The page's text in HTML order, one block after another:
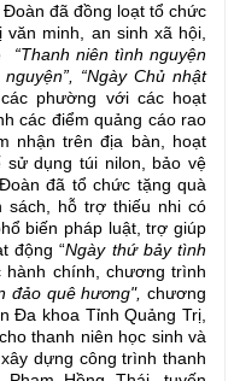
đã đồng loạt tổ chức
minh, an sinh xã hội,
“Thanh niên tình nguyện
“Ngày Chủ nhật
phường với các hoạt
các điểm quảng cáo rao
nhận trên địa bàn, hoạt
sử dụng túi nilon, bảo vệ
đã tổ chức tặng quà
sách, hỗ trợ thiếu nhi có
biến pháp luật, trợ giúp
động “Ngày thứ bảy tình
chính, chương trình
quê hương",chương
Đa khoa Tỉnh Quảng Trị,
cho thanh niên học sinh và
dựng công trình thanh